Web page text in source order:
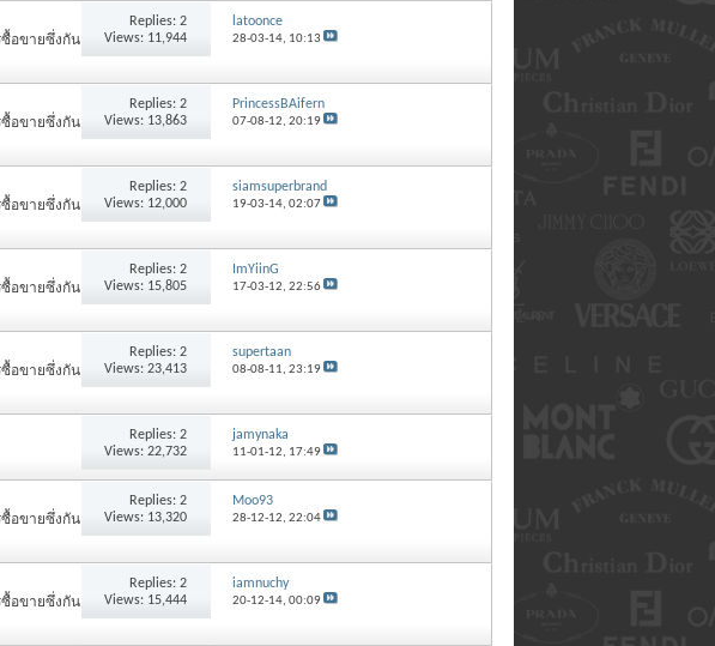
ซื้อขายซึ่งกัน
Replies: 2
Views: 11,944
latoonce
28-03-14, 10:13
ซื้อขายซึ่งกัน
Replies: 2
Views: 13,863
PrincessBAifern
07-08-12, 20:19
ซื้อขายซึ่งกัน
Replies: 2
Views: 12,000
siamsuperbrand
19-03-14, 02:07
ซื้อขายซึ่งกัน
Replies: 2
Views: 15,805
ImYiinG
17-03-12, 22:56
ซื้อขายซึ่งกัน
Replies: 2
Views: 23,413
supertaan
08-08-11, 23:19
Replies: 2
Views: 22,732
jamynaka
11-01-12, 17:49
ซื้อขายซึ่งกัน
Replies: 2
Views: 13,320
Moo93
28-12-12, 22:04
ซื้อขายซึ่งกัน
Replies: 2
Views: 15,444
iamnuchy
20-12-14, 00:09